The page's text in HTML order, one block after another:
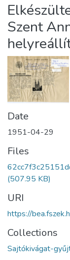
About us
Szent
Date
1951-04-29
Files
(507.95 KB)
URI
https://
Collections
Sajtókivágat-